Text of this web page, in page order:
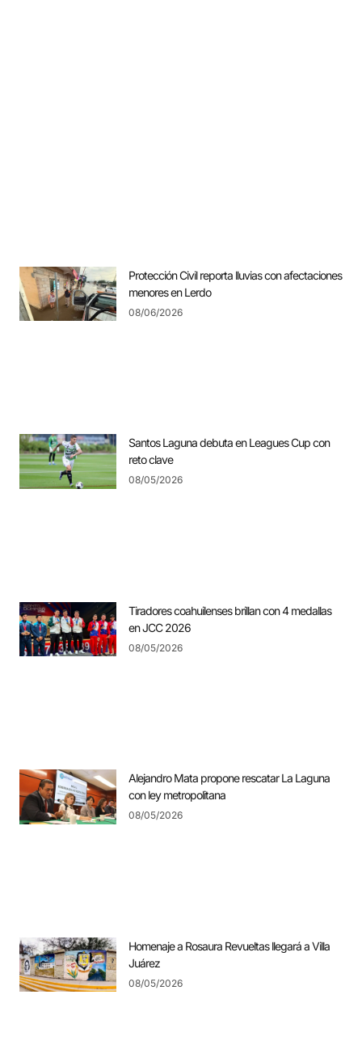
Protección Civil reporta lluvias con afectaciones
menores en Lerdo
08/06/2026
Santos Laguna debuta en Leagues Cup con
reto clave
08/05/2026
Tiradores coahuilenses brillan con 4 medallas
en JCC 2026
08/05/2026
Alejandro Mata propone rescatar La Laguna
con ley metropolitana
08/05/2026
Homenaje a Rosaura Revueltas llegará a Villa
Juárez
08/05/2026